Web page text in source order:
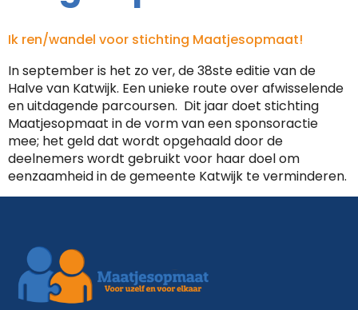
Ik ren/wandel voor stichting Maatjesopmaat!
In september is het zo ver, de 38ste editie van de
Halve van Katwijk. Een unieke route over afwisselende
en uitdagende parcoursen. Dit jaar doet stichting
Maatjesopmaat in de vorm van een sponsoractie
mee; het geld dat wordt opgehaald door de
deelnemers wordt gebruikt voor haar doel om
eenzaamheid in de gemeente Katwijk te verminderen.